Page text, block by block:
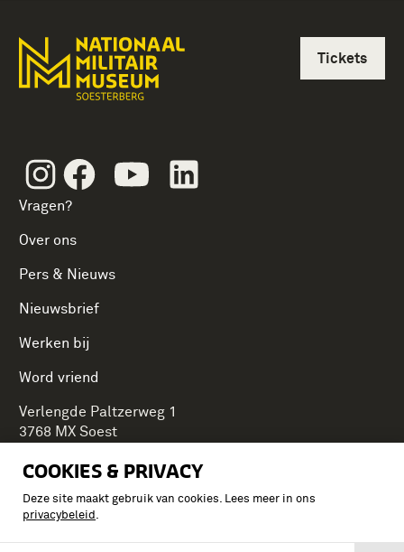
COOKIES & PRIVACY
Deze site maakt gebruik van cookies. Lees meer in ons
privacybeleid .
InstagramFacebookYoutube
Vragen?
Over ons
Pers & Nieuws
Nieuwsbrief
Werken bij
Word vriend
Tickets
Verlengde Paltzerweg 1
3768 MX Soest
Onderdeel van Stichting Koninklijke Defensiemusea,